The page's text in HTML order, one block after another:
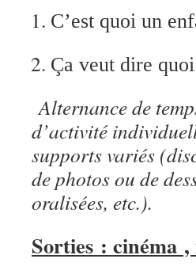
C’est quoi un
Ça veut dire
Alternance de
d’activité
supports variés
de photos ou de
oralisées, etc.).
Sorties : cinéma